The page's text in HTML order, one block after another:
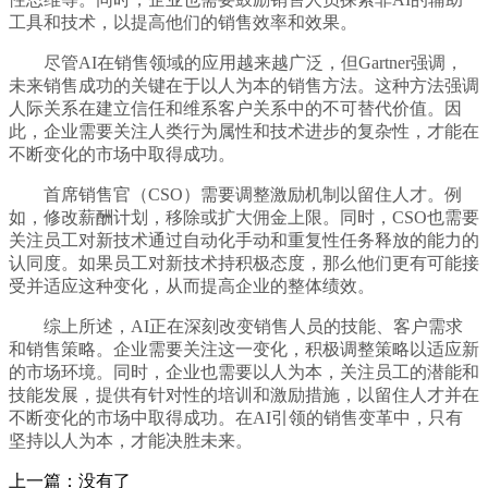
工具和技术，以提高他们的销售效率和效果。
尽管AI在销售领域的应用越来越广泛，但Gartner强调，
未来销售成功的关键在于以人为本的销售方法。这种方法强调
人际关系在建立信任和维系客户关系中的不可替代价值。因
此，企业需要关注人类行为属性和技术进步的复杂性，才能在
不断变化的市场中取得成功。
首席销售官（CSO）需要调整激励机制以留住人才。例
如，修改薪酬计划，移除或扩大佣金上限。同时，CSO也需要
关注员工对新技术通过自动化手动和重复性任务释放的能力的
认同度。如果员工对新技术持积极态度，那么他们更有可能接
受并适应这种变化，从而提高企业的整体绩效。
综上所述，AI正在深刻改变销售人员的技能、客户需求
和销售策略。企业需要关注这一变化，积极调整策略以适应新
的市场环境。同时，企业也需要以人为本，关注员工的潜能和
技能发展，提供有针对性的培训和激励措施，以留住人才并在
不断变化的市场中取得成功。在AI引领的销售变革中，只有
坚持以人为本，才能决胜未来。
上一篇：没有了